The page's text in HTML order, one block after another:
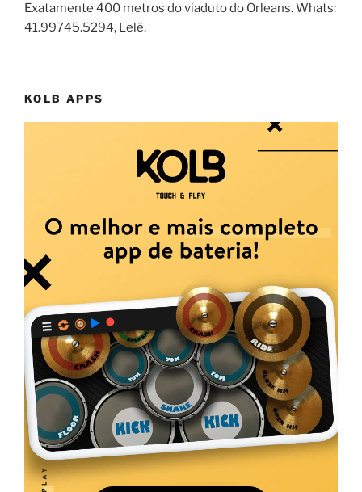
Exatamente 400 metros do viaduto do Orleans. Whats:
41.99745.5294, Lelê.
KOLB APPS